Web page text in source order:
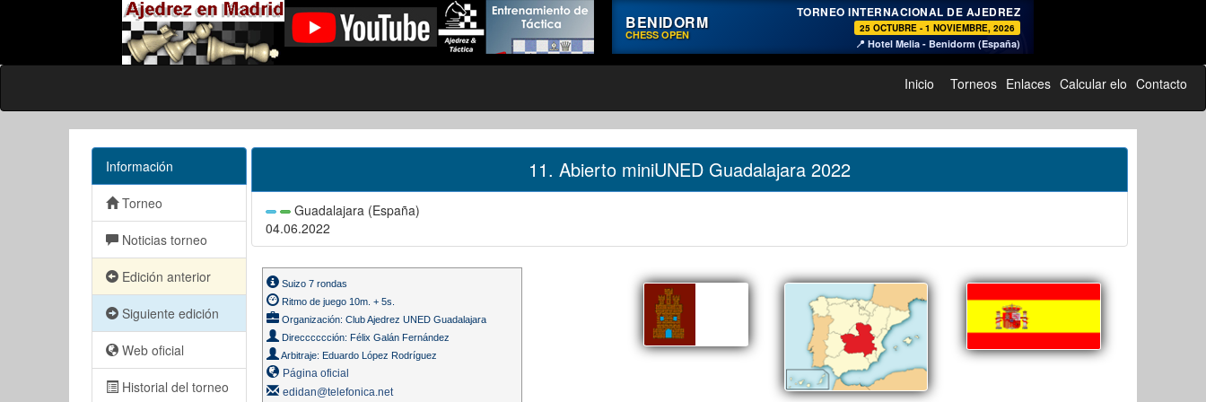
♞
BENIDORM
CHESS OPEN
TORNEO INTERNACIONAL DE AJEDREZ
25 OCTUBRE - 1 NOVIEMBRE, 2026
📍 Hotel Melia - Benidorm (España)
Inicio Torneos Enlaces Calcular elo Contacto
Información
Torneo
Noticias torneo
Edición anterior
Siguiente edición
Web oficial
Historial del torneo
11. Abierto miniUNED Guadalajara 2022
Guadalajara (España)
04.06.2022
Suizo 7 rondas
Ritmo de juego 10m. + 5s.
Organización: Club Ajedrez UNED Guadalajara
Direcccccción: Félix Galán Fernández
Arbitraje: Eduardo López Rodríguez
Página oficial
edidan@telefonica.net